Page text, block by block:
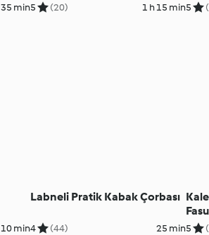
35 min5 (20) 1 h 15 min5
10 min
Labneli Pratik Kabak Çorbası
4 (44) 25 min5